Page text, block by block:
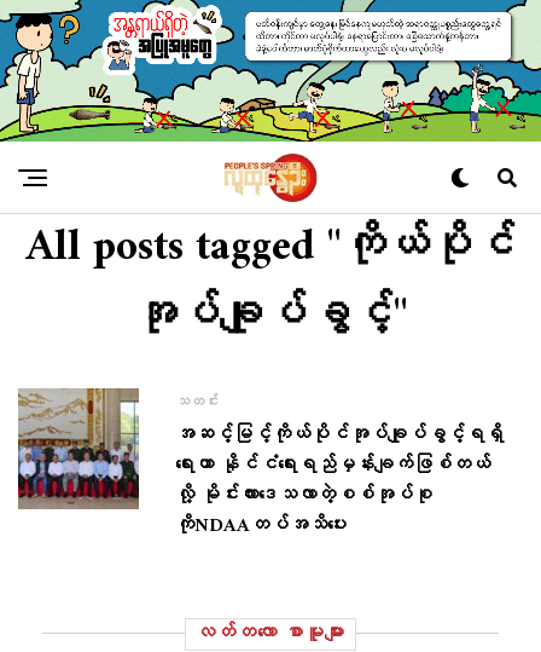
All posts tagged "ကိုယ်ပိုင်
အုပ်ချုပ်ခွင့်"
သတင်း
အဆင့်မြင့်ကိုယ်ပိုင်အုပ်ချုပ်ခွင့်ရရှိ
ရေးဟာ နိုင်ငံရေးရည်မှန်းချက်ဖြစ်တယ်
လို့ မိုင်းလားဒေသလာတဲ့စစ်အုပ်စု
ကိုNDAAတပ်အသိပေး
လတ်တ‌လော စာမူများ